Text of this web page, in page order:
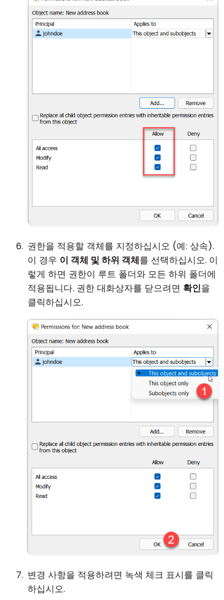
권한을 적용할 객체를 지정하십시오 (예: 상속).
이 경우 이 객체 및 하위 객체를 선택하십시오. 이
렇게 하면 권한이 루트 폴더와 모든 하위 폴더에
적용됩니다. 권한 대화상자를 닫으려면 확인을
클릭하십시오.
변경 사항을 적용하려면 녹색 체크 표시를 클릭
하십시오.